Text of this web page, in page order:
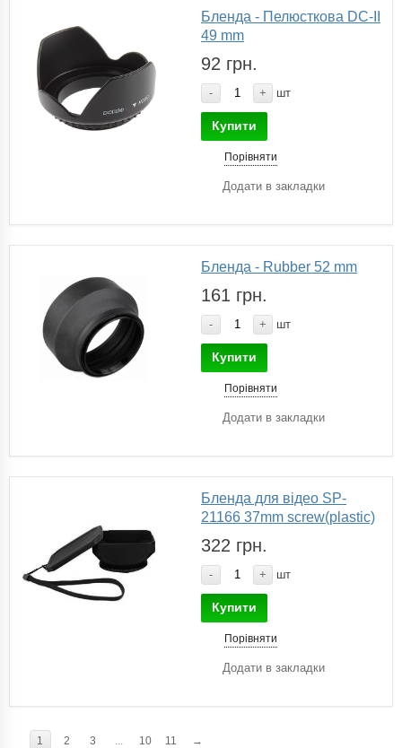
Бленда - Пелюсткова DC-II
49 mm
92 грн.
- + шт
Купити
Порівняти
Додати в закладки
Бленда - Rubber 52 mm
161 грн.
- + шт
Купити
Порівняти
Додати в закладки
Бленда для відео SP-
21166 37mm screw(plastic)
322 грн.
- + шт
Купити
Порівняти
Додати в закладки
1 2 3 10 11 →